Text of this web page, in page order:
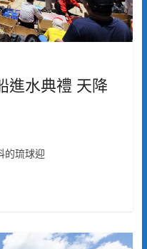
進水典禮 天降
琉球迎